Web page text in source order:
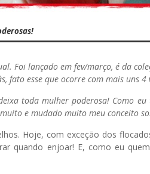
Foi lançado em fev/março, é da
fato esse que ocorre com mais uns
toda mulher poderosa! Como
e mudado muito meu conceito
Hoje, com exceção dos
quando enjoar! E, como eu